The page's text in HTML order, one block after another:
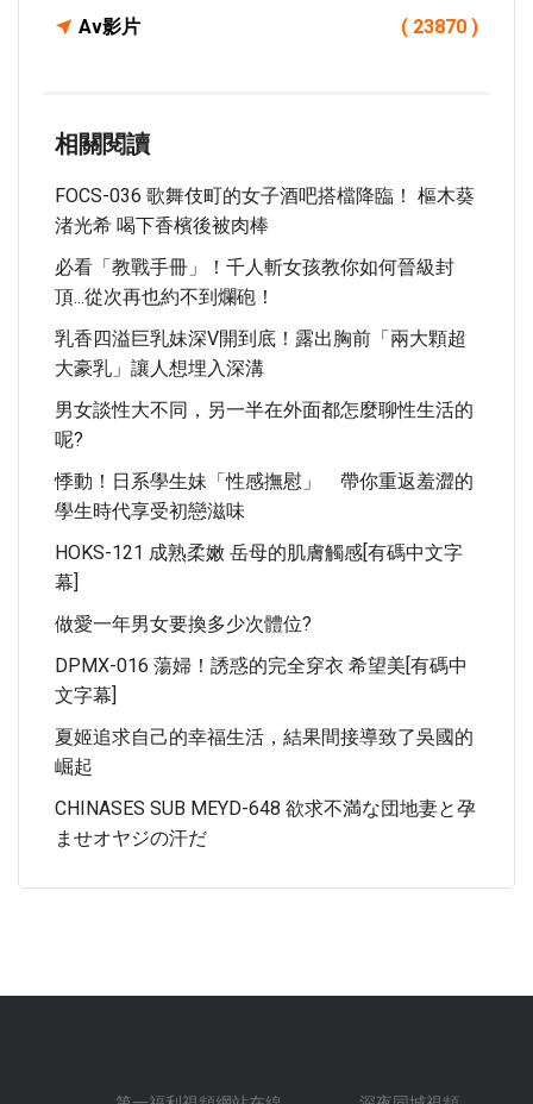
Av影片 ( 23870 )
相關閱讀
FOCS-036 歌舞伎町的女子酒吧搭檔降臨！ 樞木葵
渚光希 喝下香檳後被肉棒
必看「教戰手冊」！千人斬女孩教你如何晉級封
頂...從次再也約不到爛砲！
乳香四溢巨乳妹深V開到底！露出胸前「兩大顆超
大豪乳」讓人想埋入深溝
男女談性大不同，另一半在外面都怎麼聊性生活的
呢?
悸動！日系學生妹「性感撫慰」 帶你重返羞澀的
學生時代享受初戀滋味
HOKS-121 成熟柔嫩 岳母的肌膚觸感[有碼中文字
幕]
做愛一年男女要換多少次體位?
DPMX-016 蕩婦！誘惑的完全穿衣 希望美[有碼中
文字幕]
夏姬追求自己的幸福生活，結果間接導致了吳國的
崛起
CHINASES SUB MEYD-648 欲求不満な団地妻と孕
ませオヤジの汗だ